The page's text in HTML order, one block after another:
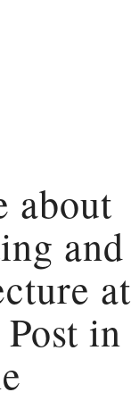
about
and
at
in